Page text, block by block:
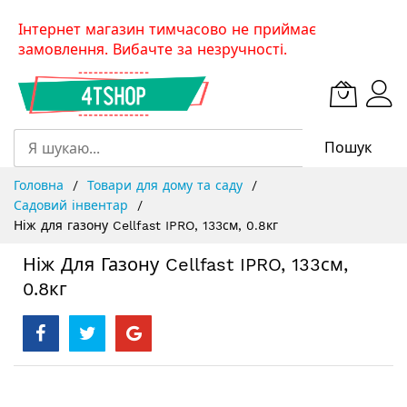
SkipІнтернет магазин тимчасово не приймає
замовлення. Вибачте за незручності.
Пошук
Головна
Товари для дому та саду
Садовий інвентар
Ніж для газону Cellfast IPRO, 133см, 0.8кг
Ніж Для Газону Cellfast IPRO, 133см,
0.8кг